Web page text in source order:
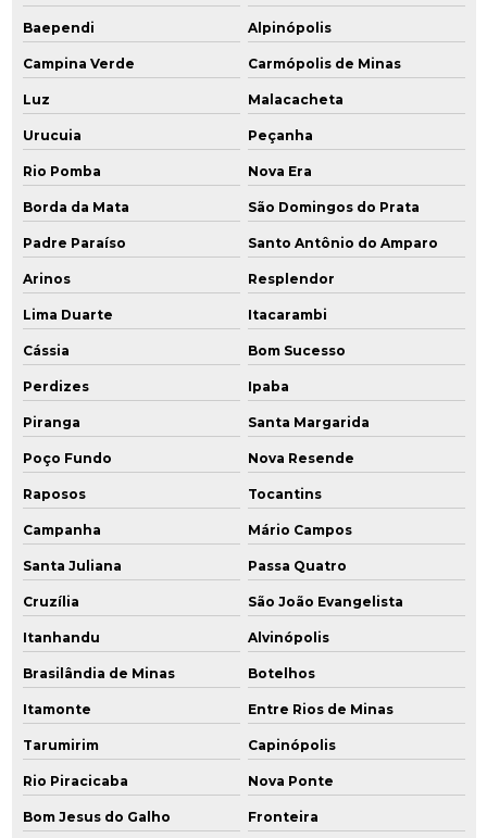
Baependi Alpinópolis
Campina Verde Carmópolis de Minas
Luz Malacacheta
Urucuia Peçanha
Rio Pomba Nova Era
Borda da Mata São Domingos do Prata
Padre Paraíso Santo Antônio do Amparo
Arinos Resplendor
Lima Duarte Itacarambi
Cássia Bom Sucesso
Perdizes Ipaba
Piranga Santa Margarida
Poço Fundo Nova Resende
Raposos Tocantins
Campanha Mário Campos
Santa Juliana Passa Quatro
Cruzília São João Evangelista
Itanhandu Alvinópolis
Brasilândia de Minas Botelhos
Itamonte Entre Rios de Minas
Tarumirim Capinópolis
Rio Piracicaba Nova Ponte
Bom Jesus do Galho Fronteira